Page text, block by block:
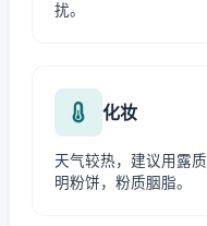
扰。
化妆
天气较热，建议用露
明粉饼，粉质胭脂。